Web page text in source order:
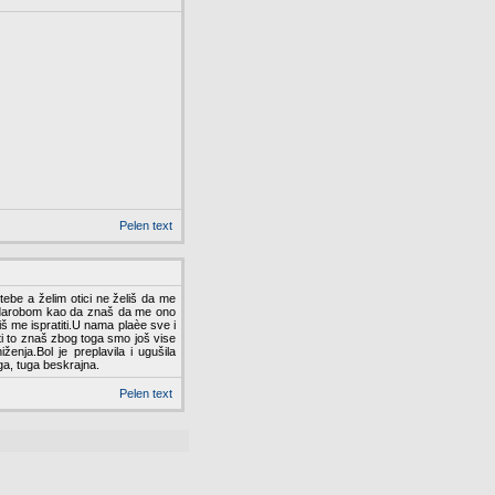
Pelen text
a želim otici ne želiš da me
kao da znaš da me ono
me ispratiti.U nama plaèe sve i
znaš zbog toga smo još vise
je preplavila i ugušila
tuga beskrajna.
Pelen text